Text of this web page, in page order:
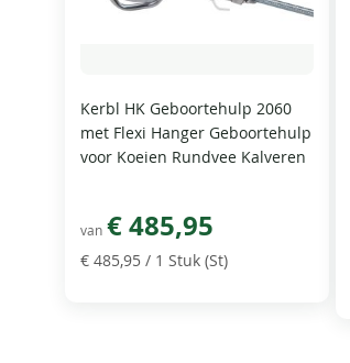
Kerbl HK Geboortehulp 2060
met Flexi Hanger Geboortehulp
voor Koeien Rundvee Kalveren
van € 485,95
€ 485,95 / 1 Stuk (St)